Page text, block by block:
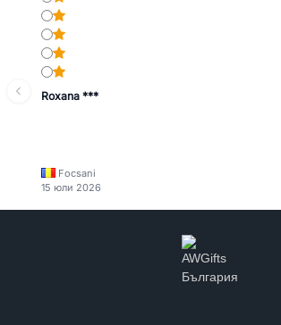
Roxana ***
Focsani
15 юли 2026